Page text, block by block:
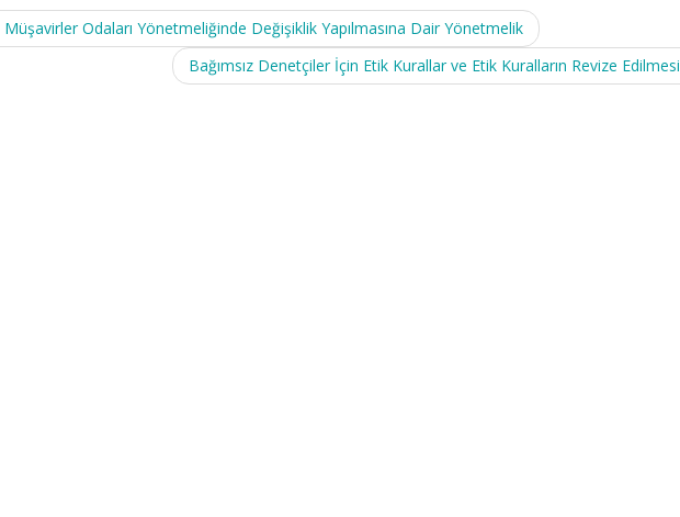
Odaları Yönetmeliğinde Değişiklik Yapılmasına Dair Yönetmelik
Bağımsız Denetçiler İçin Etik Kurallar ve Etik Kuralların Revize Edilmesi